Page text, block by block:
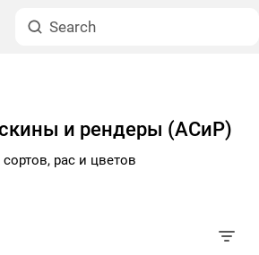
и рендеры (АСиР)
рас и цветов